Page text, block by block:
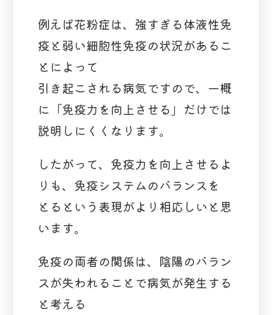
例えば花粉症は、強すぎる体液性免
疫と弱い細胞性免疫の状況があるこ
とによって
引き起こされる病気ですので、一概
に「免疫力を向上させる」だけでは
説明しにくくなります。
したがって、免疫力を向上させるよ
りも、免疫システムのバランスを
とるという表現がより相応しいと思
います。
免疫の両者の関係は、陰陽のバラン
スが失われることで病気が発生する
と考える